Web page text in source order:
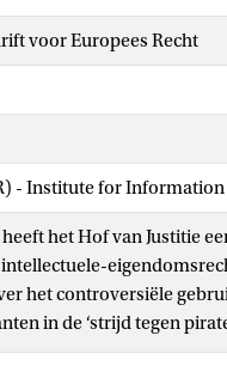
voor Europees Recht
- Institute for
het Hof van Justitie
het controversiële
in de ‘strijd tegen
op het internet en